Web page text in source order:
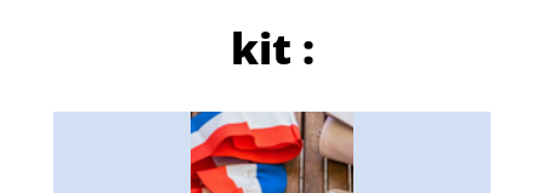
kit :